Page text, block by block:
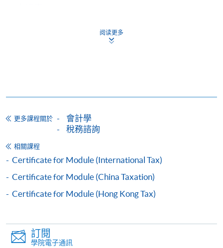
機)、VISA 或 Mastercard。除上述支付方式之外，如就
讀學歷頒授課程設有網上服務，在學學員亦可以「微
Alipay) 或 「轉數快」(FPS) 繳付學費。
報讀新課程
申請人可按該課程網頁的右上角的
阅读更多
更多課程關於
會計學
稅務諮詢
相關課程
Certificate for Module (International Tax)
Certificate for Module (China Taxation)
Certificate for Module (Hong Kong Tax)
訂閱
學院電子通訊